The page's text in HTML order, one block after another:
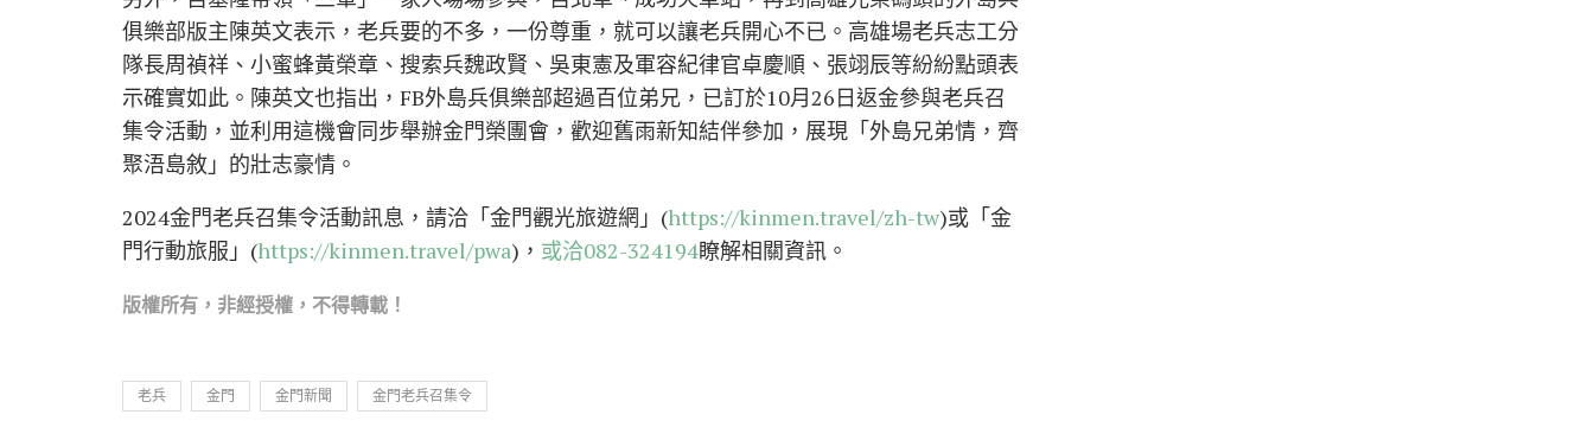
俱樂部版主陳英文表示，老兵要的不多，一份尊重，就可以讓老兵開心不已。高雄場老兵志工分
隊長周禎祥、小蜜蜂黃榮章、搜索兵魏政賢、吳東憲及軍容紀律官卓慶順、張翊辰等紛紛點頭表
示確實如此。陳英文也指出，FB外島兵俱樂部超過百位弟兄，已訂於10月26日返金參與老兵召
集令活動，並利用這機會同步舉辦金門榮團會，歡迎舊雨新知結伴參加，展現「外島兄弟情，齊
聚浯島敘」的壯志豪情。
2024金門老兵召集令活動訊息，請洽「金門觀光旅遊網」(https://kinmen.travel/zh-tw)或「金
門行動旅服」(https://kinmen.travel/pwa)， 或洽082-324194瞭解相關資訊。
版權所有，非經授權，不得轉載！
老兵 金門 金門新聞 金門老兵召集令